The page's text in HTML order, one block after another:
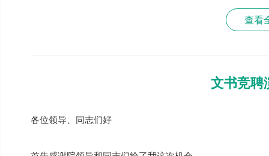
查看
文书竞聘
各位领导、同志们好